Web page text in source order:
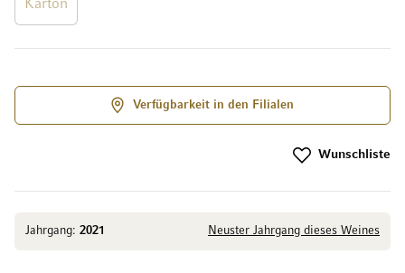
Jahrgang: 2021 Neuster Jahrgang dieses Weines
Karton
Verfügbarkeit in den Filialen
Wunschliste